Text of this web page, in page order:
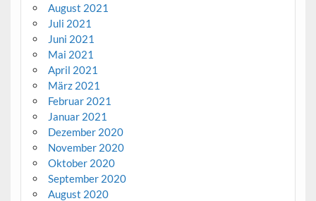
August 2021
Juli 2021
Juni 2021
Mai 2021
April 2021
März 2021
Februar 2021
Januar 2021
Dezember 2020
November 2020
Oktober 2020
September 2020
August 2020